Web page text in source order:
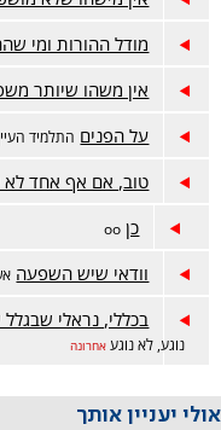
מודל ההורות ומי
אין משהו שיותר
על הפנים התלמיד
טוב, אם אף אחד לא
כן oo
וודאי שיש השפעה
בכללי, נראלי
נוגע, לא נוגע אחרונה
אולי יעניין אותך